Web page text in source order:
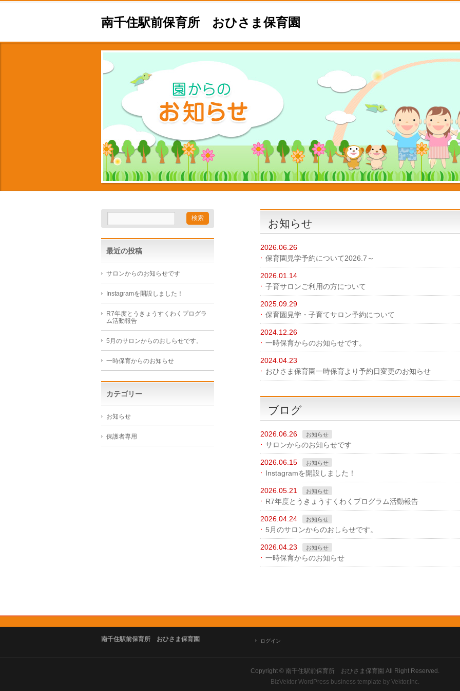
南千住駅前保育所 おひさま保育園
お知らせ
2026.06.26
保育園見学予約について2026.7～
2026.01.14
子育サロンご利用の方について
2025.09.29
保育園見学・子育てサロン予約について
2024.12.26
一時保育からのお知らせです。
2024.04.23
おひさま保育園一時保育より予約日変更のお知らせ
ブログ
2026.06.26 お知らせ
サロンからのお知らせです
2026.06.15 お知らせ
Instagramを開設しました！
2026.05.21 お知らせ
R7年度とうきょうすくわくプログラム活動報告
2026.04.24 お知らせ
5月のサロンからのおしらせです。
2026.04.23 お知らせ
一時保育からのお知らせ
最近の投稿
サロンからのお知らせです
Instagramを開設しました！
R7年度とうきょうすくわくプログラ
ム活動報告
5月のサロンからのおしらせです。
一時保育からのお知らせ
カテゴリー
お知らせ
保護者専用
南千住駅前保育所 おひさま保育園 ログイン
Copyright © 南千住駅前保育所 おひさま保育園 All Right Reserved.
BizVektor WordPress business template by Vektor,Inc.